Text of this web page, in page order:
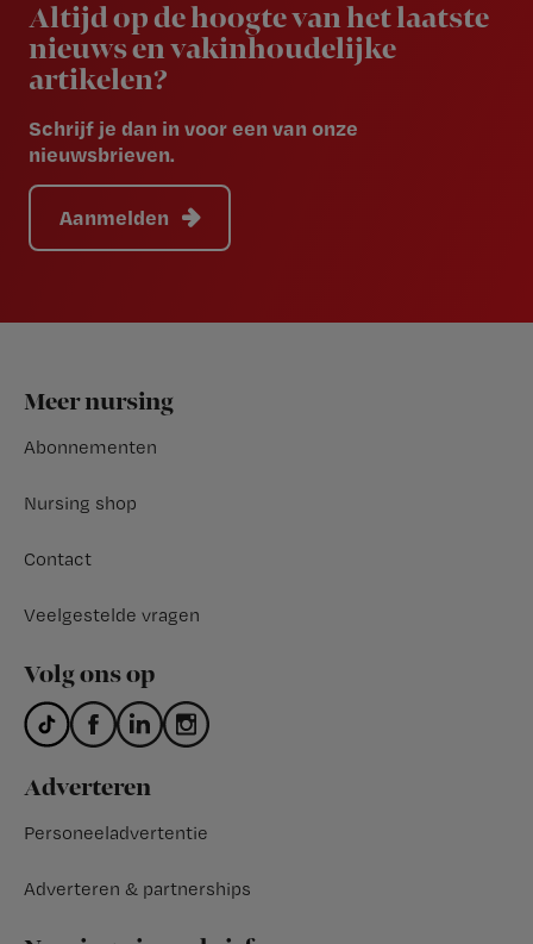
Altijd op de hoogte van het laatste
nieuws en vakinhoudelijke
artikelen?
Schrijf je dan in voor een van onze
nieuwsbrieven.
Aanmelden
Footer
Meer nursing
Abonnementen
Nursing shop
Contact
Veelgestelde vragen
Volg ons op
Adverteren
Personeeladvertentie
Adverteren & partnerships